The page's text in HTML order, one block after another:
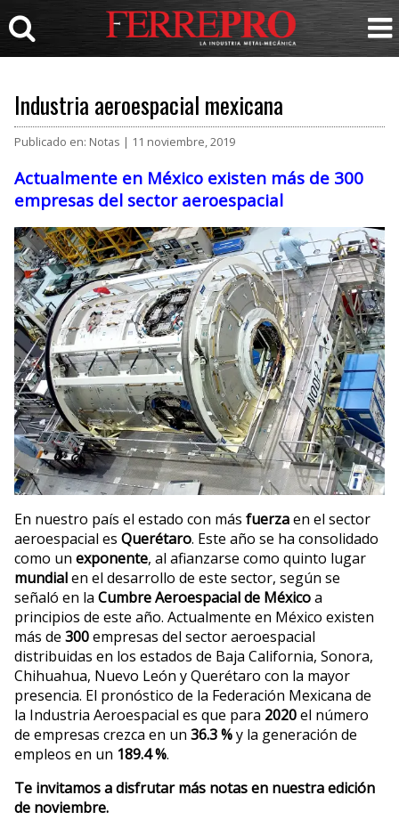
Industria aeroespacial mexicana
Publicado en: Notas | 11 noviembre, 2019
Actualmente en México existen más de 300
empresas del sector aeroespacial
En nuestro país el estado con más fuerzaen el sector
aeroespacial es Querétaro. Este año se ha consolidado
como un exponente, al afianzarse como quinto lugar
mundialen el desarrollo de este sector, según se
señaló en la Cumbre Aeroespacial de Méxicoa
principios de este año. Actualmente en México existen
más de 300empresas del sector aeroespacial
distribuidas en los estados de Baja California, Sonora,
Chihuahua, Nuevo León y Querétaro con la mayor
presencia. El pronóstico de la Federación Mexicana de
la Industria Aeroespacial es que para 2020el número
de empresas crezca en un 36.3 %y la generación de
empleos en un 189.4 %.
Te invitamos a disfrutar más notas en nuestra edición
de noviembre.